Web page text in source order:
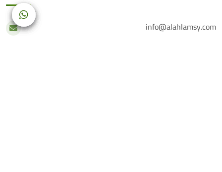
info@alahlamsy.com